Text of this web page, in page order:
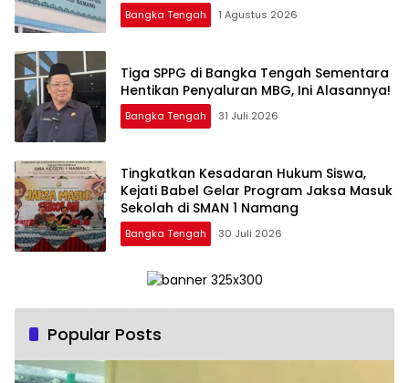
Bangka Tengah 1 Agustus 2026
‎Tiga SPPG di Bangka Tengah Sementara
Bangka Tengah 31 Juli 2026
Tingkatkan Kesadaran Hukum Siswa,
Kejati Babel Gelar Program Jaksa Masuk
Sekolah di SMAN 1 Namang
Bangka Tengah 30 Juli 2026
Popular Posts